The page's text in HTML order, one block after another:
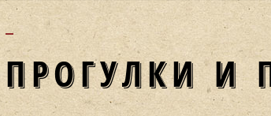
ПРОГУЛКИ И